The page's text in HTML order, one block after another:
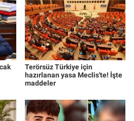
Terörsüz Türkiye için
hazırlanan yasa Meclis'te! İşte
maddeler